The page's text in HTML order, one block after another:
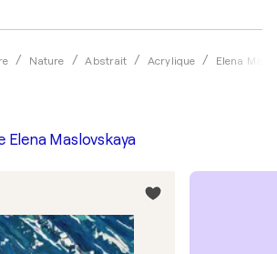
Nature Abstrait Acrylique Elena
Elena Maslovskaya